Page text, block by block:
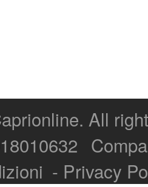
. All
- Privacy
- 80073 CAPRI (NA) Italy
- Rea n.557643